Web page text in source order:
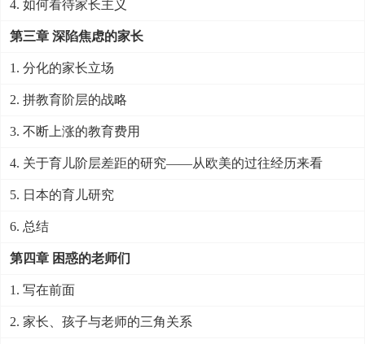
4. 如何看待家长主义
第三章 深陷焦虑的家长
1. 分化的家长立场
2. 拼教育阶层的战略
3. 不断上涨的教育费用
4. 关于育儿阶层差距的研究——从欧美的过往经历来看
5. 日本的育儿研究
6. 总结
第四章 困惑的老师们
1. 写在前面
2. 家长、孩子与老师的三角关系